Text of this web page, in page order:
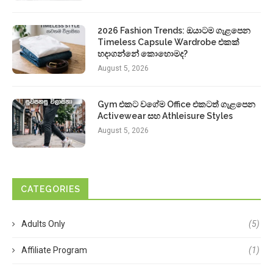
2026 Fashion Trends: ඔයාටම ගැළපෙන
Timeless Capsule Wardrobe එකක්
හදාගන්නේ කොහොමද?
August 5, 2026
Gym එකට වගේම Office එකටත් ගැළපෙන
Activewear සහ Athleisure Styles
August 5, 2026
CATEGORIES
Adults Only (5)
Affiliate Program (1)